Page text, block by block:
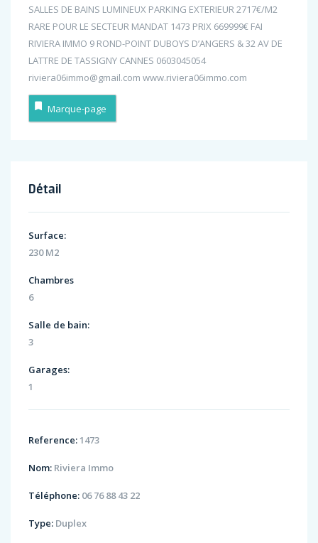
SALLES DE BAINS LUMINEUX PARKING EXTERIEUR 2717€/M2
RARE POUR LE SECTEUR MANDAT 1473 PRIX 669999€ FAI
RIVIERA IMMO 9 ROND-POINT DUBOYS D’ANGERS & 32 AV DE
LATTRE DE TASSIGNY CANNES 0603045054
riviera06immo@gmail.com www.riviera06immo.com
Marque-page
Détail
Surface:
230 M2
Chambres
6
Salle de bain:
3
Garages:
1
Reference: 1473
Nom: Riviera Immo
Téléphone: 06 76 88 43 22
Type: Duplex